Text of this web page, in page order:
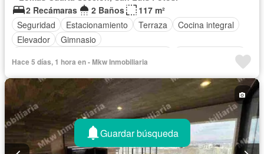
2 Recámaras
2 Baños
117 m²
Seguridad
Estacionamiento Terraza
Cocina integral
Elevador
Gimnasio
Cocina equipada
Bodega
Conserje
Recámara con closet
Caseta de vigilancia
Sin amueblar
Hace 5 días, 1 hora en - Mkw Inmobiliaria
Guardar búsqueda